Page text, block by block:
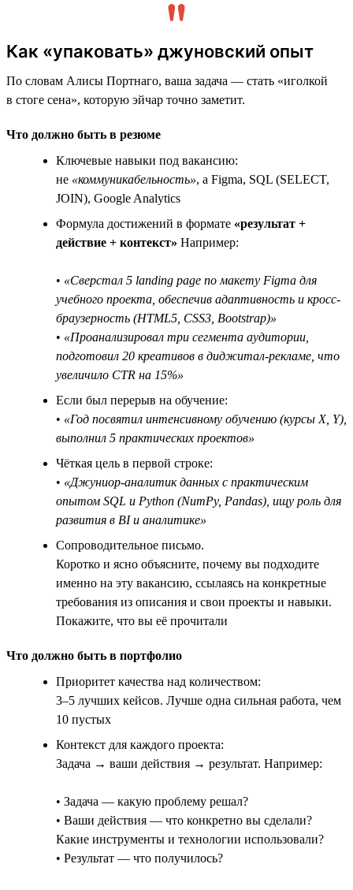
Как «упаковать» джуновский опыт
По словам Алисы Портнаго, ваша задача — стать «иголкой
в стоге сена», которую эйчар точно заметит.
Что должно быть в резюме
Ключевые навыки под вакансию:
не «коммуникабельность», а Figma, SQL (SELECT,
JOIN), Google Analytics
Формула достижений в формате «результат +
действие + контекст» Например:
• «Сверстал 5 landing page по макету Figma для
учебного проекта, обеспечив адаптивность и кросс-
браузерность (HTML5, CSS3, Bootstrap)»
• «Проанализировал три сегмента аудитории,
подготовил 20 креативов в диджитал-рекламе, что
увеличило CTR на 15%»
Если был перерыв на обучение:
• «Год посвятил интенсивному обучению (курсы X, Y),
выполнил 5 практических проектов»
Чёткая цель в первой строке:
• «Джуниор-аналитик данных с практическим
опытом SQL и Python (NumPy, Pandas), ищу роль для
развития в BI и аналитике»
Сопроводительное письмо.
Коротко и ясно объясните, почему вы подходите
именно на эту вакансию, ссылаясь на конкретные
требования из описания и свои проекты и навыки.
Покажите, что вы её прочитали
Что должно быть в портфолио
Приоритет качества над количеством:
3–5 лучших кейсов. Лучше одна сильная работа, чем
10 пустых
Контекст для каждого проекта:
Задача → ваши действия → результат. Например:
• Задача — какую проблему решал?
• Ваши действия — что конкретно вы сделали?
Какие инструменты и технологии использовали?
• Результат — что получилось?